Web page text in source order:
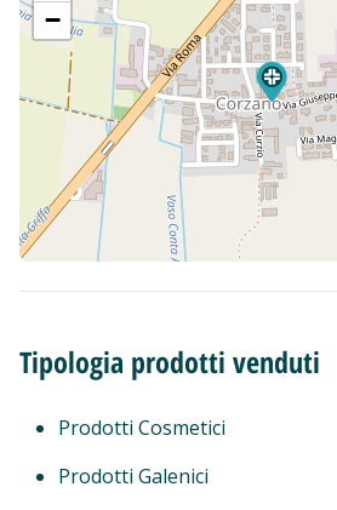
−
Tipologia prodotti venduti
Prodotti Cosmetici
Prodotti Galenici